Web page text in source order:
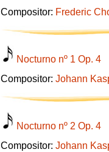
Compositor: Frederic
Nocturno nº 1 Op. 4
Compositor: Johann
Nocturno nº 2 Op. 4
Compositor: Johann